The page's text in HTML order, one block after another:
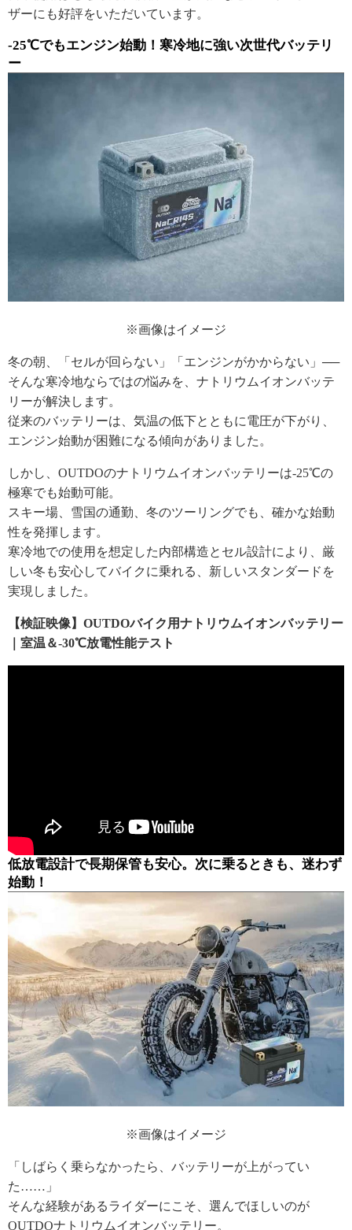
ザーにも好評をいただいています。
-25℃でもエンジン始動！寒冷地に強い次世代バッテリ
ー
※画像はイメージ
冬の朝、「セルが回らない」「エンジンがかからない」──
そんな寒冷地ならではの悩みを、ナトリウムイオンバッテ
リーが解決します。
従来のバッテリーは、気温の低下とともに電圧が下がり、
エンジン始動が困難になる傾向がありました。
しかし、OUTDOのナトリウムイオンバッテリーは-25℃の
極寒でも始動可能。
スキー場、雪国の通勤、冬のツーリングでも、確かな始動
性を発揮します。
寒冷地での使用を想定した内部構造とセル設計により、厳
しい冬も安心してバイクに乗れる、新しいスタンダードを
実現しました。
【検証映像】OUTDOバイク用ナトリウムイオンバッテリー
｜室温＆-30℃放電性能テスト
低放電設計で長期保管も安心。次に乗るときも、迷わず
始動！
※画像はイメージ
「しばらく乗らなかったら、バッテリーが上がってい
た……」
そんな経験があるライダーにこそ、選んでほしいのが
OUTDOナトリウムイオンバッテリー。